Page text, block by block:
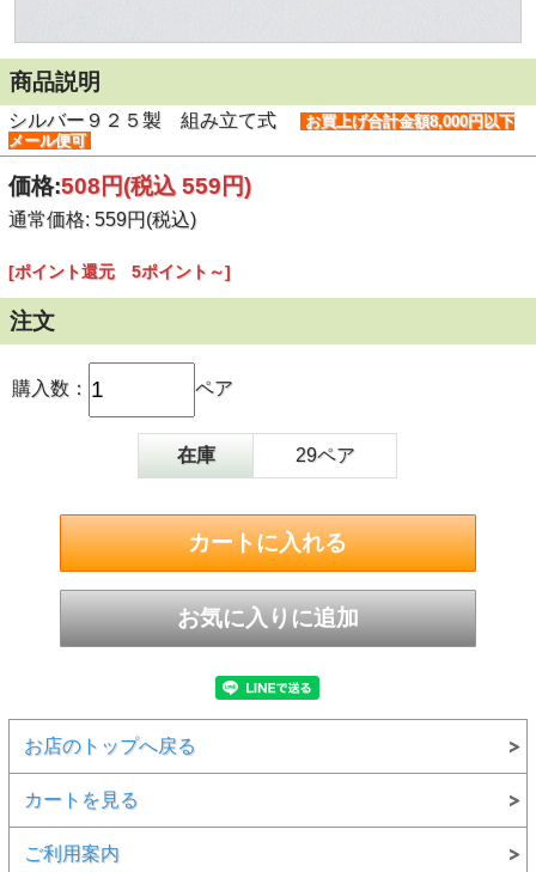
商品説明
シルバー９２５製 組み立て式
お買上げ合計金額8,000円以下
メール便可
価格:508円(税込 559円)
通常価格: 559円(税込)
[ポイント還元 5ポイント～]
注文
購入数： ペア
在庫 29ペア
お店のトップへ戻る
カートを見る
ご利用案内